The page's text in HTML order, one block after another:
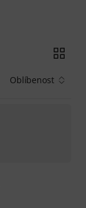
Oblíbenost